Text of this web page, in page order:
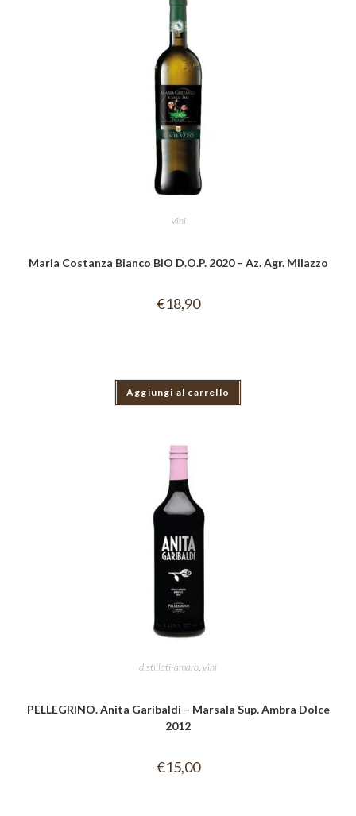
Vini
Maria Costanza Bianco BIO D.O.P. 2020 – Az. Agr. Milazzo
€18,90
Aggiungi al carrello
distillati-amaro, Vini
PELLEGRINO. Anita Garibaldi – Marsala Sup. Ambra Dolce
2012
€15,00